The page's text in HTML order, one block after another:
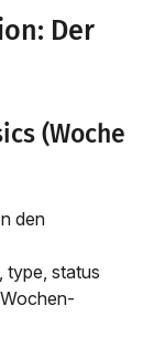
Der
(Woche
den
type, status